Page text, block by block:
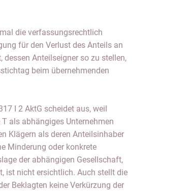
die verfassungsrechtlich
für den Verlust des Anteils an
dessen Anteilseigner so zu stellen,
beim übernehmenden
I 2 AktG scheidet aus, weil
als abhängiges Unternehmen
Klägern als deren Anteilsinhaber
Minderung oder konkrete
der abhängigen Gesellschaft,
ist nicht ersichtlich. Auch stellt die
Beklagten keine Verkürzung der